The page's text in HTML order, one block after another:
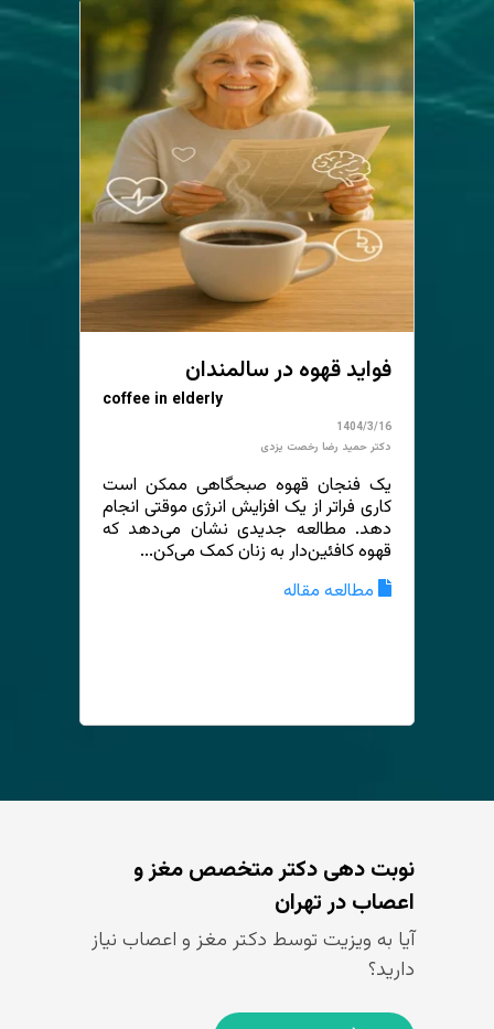
فواید قهوه در سالمندان
coffee in elderly
1404/3/16
دکتر حمید رضا رخصت یزدی
یک فنجان قهوه صبحگاهی ممکن است
کاری فراتر از یک افزایش انرژی موقتی انجام
دهد. مطالعه جدیدی نشان می‌دهد که
قهوه کافئین‌دار به زنان کمک می‌کن...
مطالعه مقاله
نوبت دهی دکتر متخصص مغز و
اعصاب در تهران
آیا به ویزیت توسط دکتر مغز و اعصاب نیاز
دارید؟